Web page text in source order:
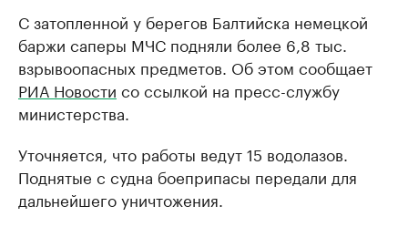
С затопленной у берегов Балтийска немецкой
баржи саперы МЧС подняли более 6,8 тыс.
взрывоопасных предметов. Об этом сообщает
РИА Новости со ссылкой на пресс-службу
министерства.
Уточняется, что работы ведут 15 водолазов.
Поднятые с судна боеприпасы передали для
дальнейшего уничтожения.